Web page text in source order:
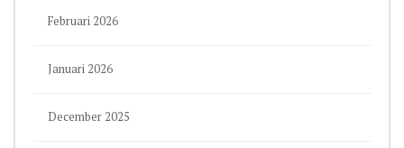
Februari 2026
Januari 2026
December 2025